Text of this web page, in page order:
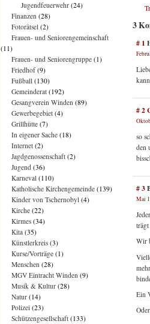
3
# 1
# 2
so
den
# 3
Mai
Wir
Ein
Jugendfeuerwehr (24)
Finanzen (28)
Fotorätsel (2)
Frauen- und Seniorengemeinschaft
(11)
Frauen- und Seniorengruppe (1)
Friedhof(9)
Fußball (130)
Gemeinderat (192)
Gesangverein Winden (89)
Gewerbegebiet (4)
Grillhütte (7)
In eigener Sache (18)
Internet (2)
Jagdgenossenschaft (2)
Jugend (36)
Karneval (110)
Katholische Kirchengemeinde (139)
Kinder von Tschernobyl (4)
Kirche (22)
Kirmes (34)
Kita (35)
Künstlerkreis (3)
Kurse/Vorträge (1)
Menschen (28)
MGV Eintracht Winden (9)
Musik & Kultur (28)
Natur (14)
Polizei (23)
Schützengesellschaft (133)